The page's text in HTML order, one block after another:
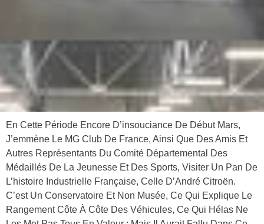
En Cette Période Encore D’insouciance De Début Mars,
J’emmène Le MG Club De France, Ainsi Que Des Amis Et
Autres Représentants Du Comité Départemental Des
Médaillés De La Jeunesse Et Des Sports, Visiter Un Pan De
L’histoire Industrielle Française, Celle D’André Citroën.
C’est Un Conservatoire Et Non Musée, Ce Qui Explique Le
Rangement Côte À Côte Des Véhicules, Ce Qui Hélas Ne